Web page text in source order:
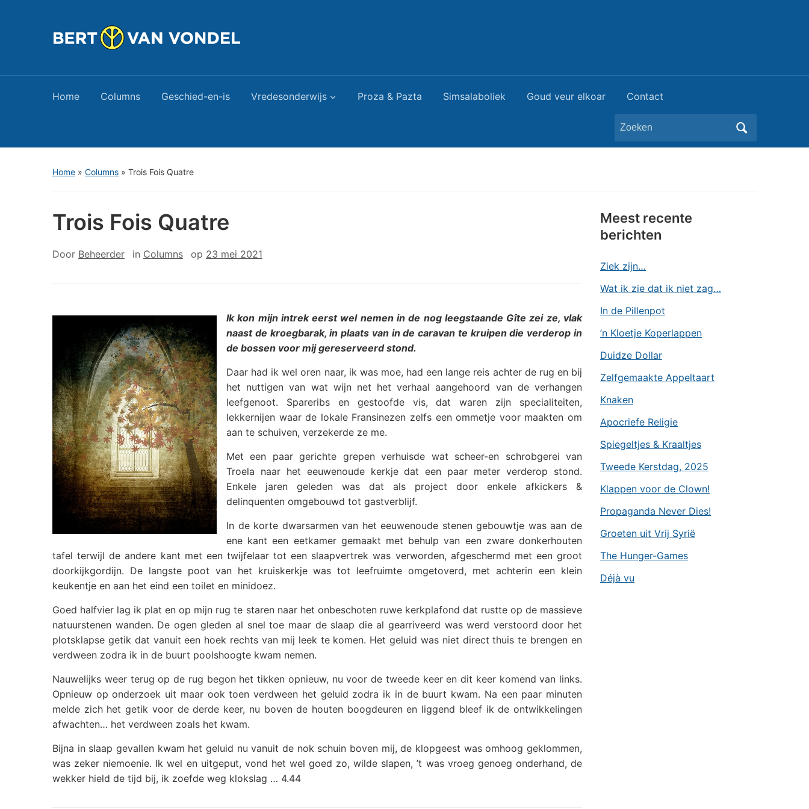
Home Columns Geschied-en-is Vredesonderwijs Proza & Pazta Simsalaboliek Goud veur elkoar Contact
Zoeken
naar:
Home » Columns » Trois Fois Quatre
Trois Fois Quatre
Door Beheerder in Columns op 23 mei 2021
Ik kon mijn intrek eerst wel nemen in de nog leegstaande Gîte zei ze, vlak
naast de kroegbarak, in plaats van in de caravan te kruipen die verderop in
de bossen voor mij gereserveerd stond.
Daar had ik wel oren naar, ik was moe, had een lange reis achter de rug en bij
het nuttigen van wat wijn net het verhaal aangehoord van de verhangen
leefgenoot. Spareribs en gestoofde vis, dat waren zijn specialiteiten,
lekkernijen waar de lokale Fransinezen zelfs een ommetje voor maakten om
aan te schuiven, verzekerde ze me.
Met een paar gerichte grepen verhuisde wat scheer-en schrobgerei van
Troela naar het eeuwenoude kerkje dat een paar meter verderop stond.
Enkele jaren geleden was dat als project door enkele afkickers &
delinquenten omgebouwd tot gastverblijf.
In de korte dwarsarmen van het eeuwenoude stenen gebouwtje was aan de
ene kant een eetkamer gemaakt met behulp van een zware donkerhouten
tafel terwijl de andere kant met een twijfelaar tot een slaapvertrek was verworden, afgeschermd met een groot
doorkijkgordijn. De langste poot van het kruiskerkje was tot leefruimte omgetoverd, met achterin een klein
keukentje en aan het eind een toilet en minidoez.
Goed halfvier lag ik plat en op mijn rug te staren naar het onbeschoten ruwe kerkplafond dat rustte op de massieve
natuurstenen wanden. De ogen gleden al snel toe maar de slaap die al gearriveerd was werd verstoord door het
plotsklapse getik dat vanuit een hoek rechts van mij leek te komen. Het geluid was niet direct thuis te brengen en
verdween zodra ik in de buurt poolshoogte kwam nemen.
Nauwelijks weer terug op de rug begon het tikken opnieuw, nu voor de tweede keer en dit keer komend van links.
Opnieuw op onderzoek uit maar ook toen verdween het geluid zodra ik in de buurt kwam. Na een paar minuten
melde zich het getik voor de derde keer, nu boven de houten boogdeuren en liggend bleef ik de ontwikkelingen
afwachten… het verdween zoals het kwam.
Bijna in slaap gevallen kwam het geluid nu vanuit de nok schuin boven mij, de klopgeest was omhoog geklommen,
was zeker niemoenie. Ik wel en uitgeput, vond het wel goed zo, wilde slapen, ’t was vroeg genoeg onderhand, de
wekker hield de tijd bij, ik zoefde weg klokslag … 4.44
Meest recente
berichten
Ziek zijn…
Wat ik zie dat ik niet zag…
In de Pillenpot
’n Kloetje Koperlappen
Duidze Dollar
Zelfgemaakte Appeltaart
Knaken
Apocriefe Religie
Spiegeltjes & Kraaltjes
Tweede Kerstdag, 2025
Klappen voor de Clown!
Propaganda Never Dies!
Groeten uit Vrij Syrië
The Hunger-Games
Déjà vu